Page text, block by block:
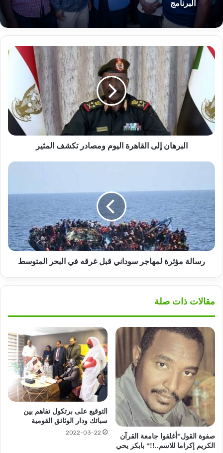
البرنامج
البرهان
إلى
القاهرة
تكشف
المثير
البرهان إلى القاهرة اليوم ومصادر تكشف المثير
رسالة
قبل
غرقه
في
البحر
المتوسط
رسالة مؤثرة لمهاجر سوداني قبل غرقه في البحر المتوسط
مقالات ذات صلة
صفوة القول*أغلقوا جامعة القرآن
الكريم إكراما للاسم..!!* بابكر يحي
التوقيع على برتكول تفاهم بين
سبائك ودار الوثائق القومية
2022-03-22